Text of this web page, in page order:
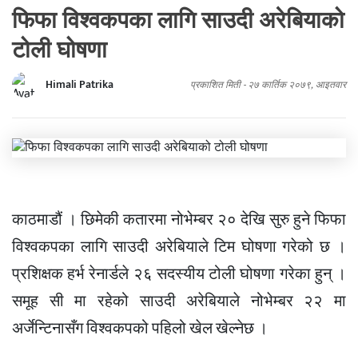
फिफा विश्वकपका लागि साउदी अरेबियाको
टोली घोषणा
Himali Patrika प्रकाशित मिती - २७ कार्तिक २०७९, आइतवार
काठमाडौं । छिमेकी कतारमा नोभेम्बर २० देखि सुरु हुने फिफा
विश्वकपका लागि साउदी अरेबियाले टिम घोषणा गरेको छ ।
प्रशिक्षक हर्भ रेनार्डले २६ सदस्यीय टोली घोषणा गरेका हुन् ।
समूह सी मा रहेको साउदी अरेबियाले नोभेम्बर २२ मा
अर्जेन्टिनासँग विश्वकपको पहिलो खेल खेल्नेछ ।